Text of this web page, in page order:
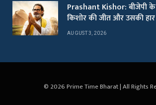
Prashant Kishor: बीजेपी के
किशोर की जीत और उसकी
AUGUST 3, 2026
© 2026 Prime Time Bharat | All Rights